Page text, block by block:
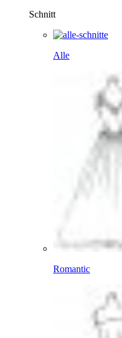
Schnitt
Alle
Romantic